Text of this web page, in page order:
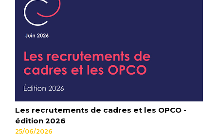
Les recrutements de cadres et les OPCO -
édition 2026
25/06/2026